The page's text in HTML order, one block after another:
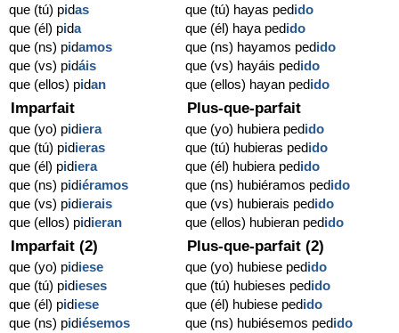
que (tú) pidas
que (él) pida
que (ns) pidamos
que (vs) pidáis
que (ellos) pidan
que (tú) hayas pedido
que (él) haya pedido
que (ns) hayamos pedido
que (vs) hayáis pedido
que (ellos) hayan pedido
Imparfait
que (yo) pidiera
que (tú) pidieras
que (él) pidiera
que (ns) pidiéramos
que (vs) pidierais
que (ellos) pidieran
Plus-que-parfait
que (yo) hubiera pedido
que (tú) hubieras pedido
que (él) hubiera pedido
que (ns) hubiéramos pedido
que (vs) hubierais pedido
que (ellos) hubieran pedido
Imparfait (2)
que (yo) pidiese
que (tú) pidieses
que (él) pidiese
que (ns) pidiésemos
Plus-que-parfait (2)
que (yo) hubiese pedido
que (tú) hubieses pedido
que (él) hubiese pedido
que (ns) hubiésemos pedido